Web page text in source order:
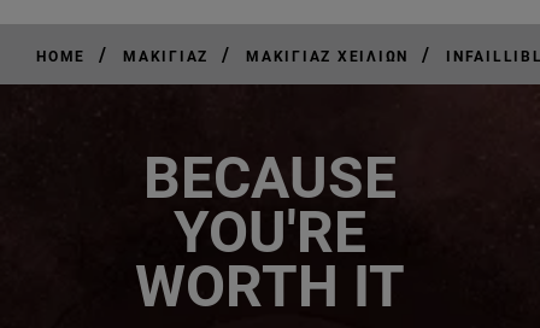
HOME / ΜΑΚΙΓΙΆΖ / ΜΑΚΙΓΙΆΖ ΧΕΙΛΙΏΝ /
BECAUSE
YOU'RE
WORTH IT